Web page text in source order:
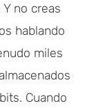
no creas
hablando
miles
Cuando